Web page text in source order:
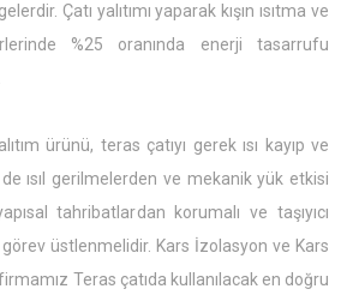
Çatı yalıtımı yaparak kışın ısıtma ve
%25 oranında enerji tasarrufu
ürünü, teras çatıyı gerek ısı kayıp ve
ısıl gerilmelerden ve mekanik yük etkisi
tahribatlardan korumalı ve taşıyıcı
görev üstlenmelidir. Kars İzolasyon ve Kars
Teras çatıda kullanılacak en doğru